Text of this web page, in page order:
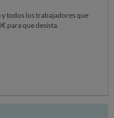
todos los trabajadores que
para que desista.